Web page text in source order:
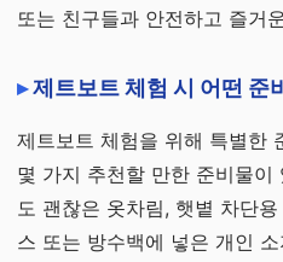
또는 친구들과 안전하고 즐거
제트보트 체험 시 어떤 준
제트보트 체험을 위해 특별한
몇 가지 추천할 만한 준비물이
도 괜찮은 옷차림, 햇볕 차단
스 또는 방수백에 넣은 개인